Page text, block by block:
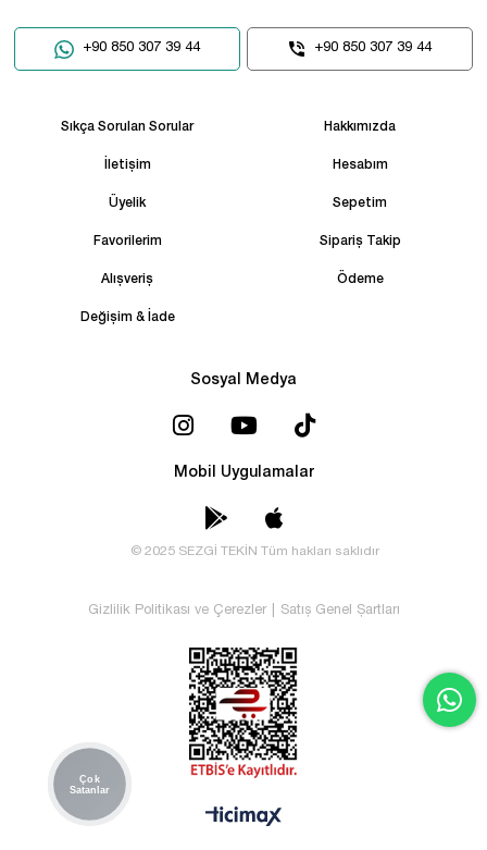
+90 850 307 39 44 +90 850 307 39 44
Sıkça Sorulan Sorular Hakkımızda
İletişim Hesabım
Üyelik Sepetim
Favorilerim Sipariş Takip
Alışveriş Ödeme
Değişim & İade
Sosyal Medya
Mobil Uygulamalar
© 2025 SEZGİ TEKİN Tüm hakları saklıdır
Gizlilik Politikası ve Çerezler Satış Genel Şartları
Çok
Satanlar